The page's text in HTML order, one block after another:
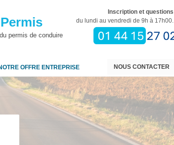
permis de conduire
Inscription et questions
du lundi au vendredi de 9h à 17h00.
NOUS CONTACTER
OFFRE ENTREPRISE